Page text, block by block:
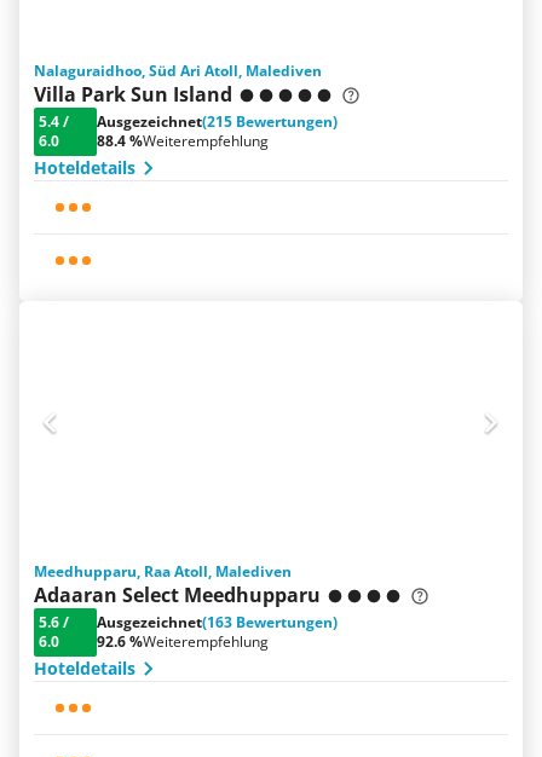
Nalaguraidhoo, Süd Ari Atoll, Malediven
Villa Park Sun Island
5.4/
6.0
Ausgezeichnet(215 Bewertungen)
88.4 %Weiterempfehlung
Hoteldetails
Meedhupparu, Raa Atoll, Malediven
Adaaran Select Meedhupparu
5.6/
6.0
Ausgezeichnet(163 Bewertungen)
92.6 %Weiterempfehlung
Hoteldetails